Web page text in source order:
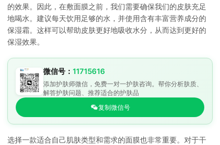
的效果。因此，在敷面膜之前，我们需要确保我们的皮肤充足
地喝水。建议每天饮用足够的水，并使用含有丰富营养成分的
保湿霜。这样可以帮助皮肤更好地吸收水分，从而达到更好的
保湿效果。
微信号： 11715616
添加护肤师微信，免费一对一护肤咨询。帮你分析肤质、
解答护肤问题、推荐适合的护肤品
复制微信号
选择一款适合自己肌肤类型和需求的面膜也非常重要。对于干